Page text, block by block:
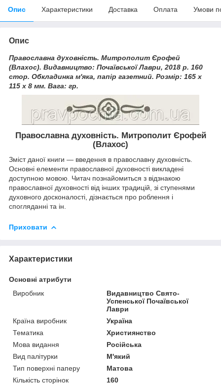
Опис Характеристики Доставка Оплата Умови
Опис
Православна духовність. Митрополит Єрофей
(Влахос). Видавництво: Почаївської Лаври, 2018 р. 160
стор. Обкладинка м'яка, папір газетний. Розмір: 165 х
115 х 8 мм. Вага: гр.
Православна духовність. Митрополит Єрофей
(Влахос)
Зміст даної книги — введення в православну духовність.
Основні елементи православної духовності викладені
доступною мовою. Читач познайомиться з відзнакою
православної духовності від інших традицій, зі ступенями
духовного досконалості, дізнається про роблення і
спогляданні та ін.
Приховати
Характеристики
Основні атрибути
Виробник
Видавництво Свято-
Успенської Почаївської
Лаври
Країна виробник
Україна
Тематика
Християнство
Мова видання
Російська
Вид палітурки
М'який
Тип поверхні паперу
Матова
Кількість сторінок
160